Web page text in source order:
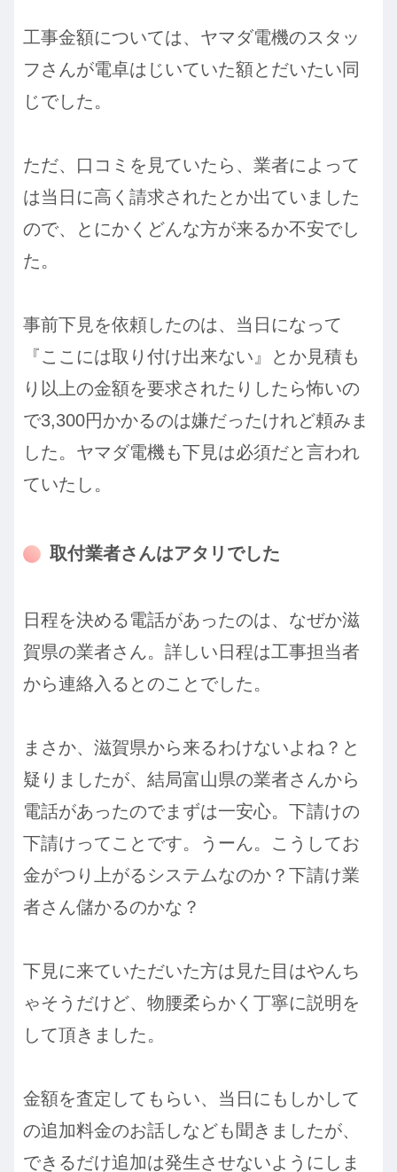
工事金額については、ヤマダ電機のスタッ
フさんが電卓はじいていた額とだいたい同
じでした。
ただ、口コミを見ていたら、業者によって
は当日に高く請求されたとか出ていました
ので、とにかくどんな方が来るか不安でし
た。
事前下見を依頼したのは、当日になって
『ここには取り付け出来ない』とか見積も
り以上の金額を要求されたりしたら怖いの
で3,300円かかるのは嫌だったけれど頼みま
した。ヤマダ電機も下見は必須だと言われ
ていたし。
取付業者さんはアタリでした
日程を決める電話があったのは、なぜか滋
賀県の業者さん。詳しい日程は工事担当者
から連絡入るとのことでした。
まさか、滋賀県から来るわけないよね？と
疑りましたが、結局富山県の業者さんから
電話があったのでまずは一安心。下請けの
下請けってことです。うーん。こうしてお
金がつり上がるシステムなのか？下請け業
者さん儲かるのかな？
下見に来ていただいた方は見た目はやんち
ゃそうだけど、物腰柔らかく丁寧に説明を
して頂きました。
金額を査定してもらい、当日にもしかして
の追加料金のお話しなども聞きましたが、
できるだけ追加は発生させないようにしま